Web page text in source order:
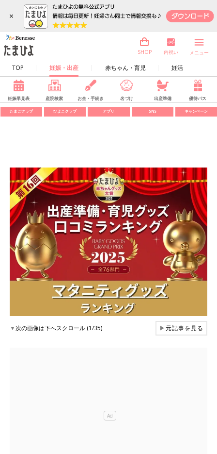
×
TOP 妊娠・出産 赤ちゃん・育児 妊活
SHOP 内祝い メニュー
妊娠早見表 産院検索 お金・手続き 名づけ 出産準備 優待パス
たまごクラブ ひよこクラブ アプリ SNS キャンペーン
▼次の画像は下へスクロール (1/35) ▶元記事を見る